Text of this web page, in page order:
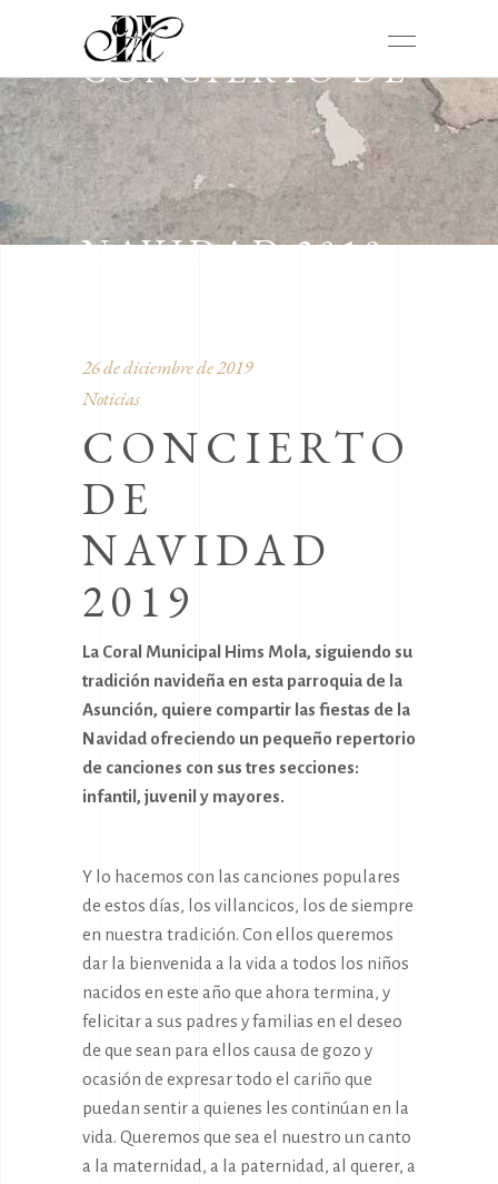
CONCIERTO DE
NAVIDAD 2019
26 de diciembre de 2019
Noticias
CONCIERTO
DE
NAVIDAD
2019
La Coral Municipal Hims Mola, siguiendo su
tradición navideña en esta parroquia de la
Asunción, quiere compartir las fiestas de la
Navidad ofreciendo un pequeño repertorio
de canciones con sus tres secciones:
infantil, juvenil y mayores.
Y lo hacemos con las canciones populares
de estos días, los villancicos, los de siempre
en nuestra tradición. Con ellos queremos
dar la bienvenida a la vida a todos los niños
nacidos en este año que ahora termina, y
felicitar a sus padres y familias en el deseo
de que sean para ellos causa de gozo y
ocasión de expresar todo el cariño que
puedan sentir a quienes les continúan en la
vida. Queremos que sea el nuestro un canto
a la maternidad, a la paternidad, al querer, a